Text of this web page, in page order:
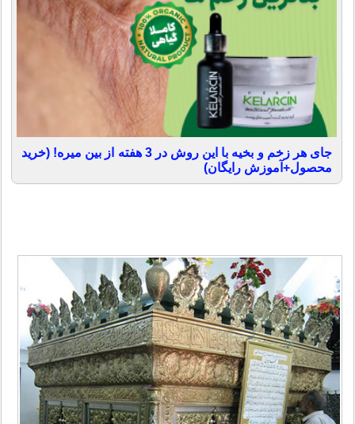
جای هر زخم و بخیه با این روش در 3 هفته از بین میره! (خرید
محصول+آموزش رایگان)